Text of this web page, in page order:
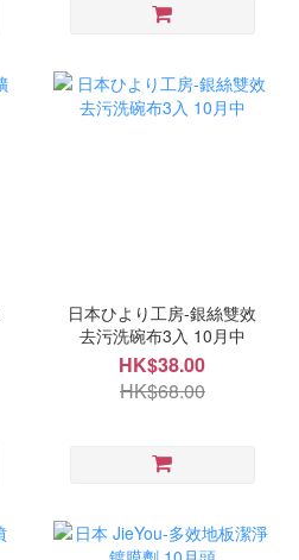
日本ひより工房-銀絲雙效
去污洗碗布3入 10月中
HK$38.00
HK$68.00